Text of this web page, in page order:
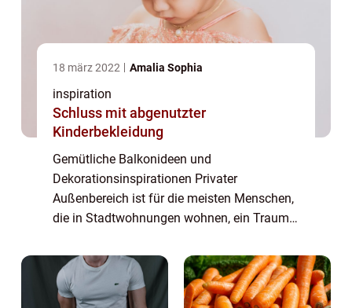
18 märz 2022 Amalia Sophia
inspiration
Schluss mit abgenutzter
Kinderbekleidung
Gemütliche Balkonideen und
Dekorationsinspirationen Privater
Außenbereich ist für die meisten Menschen,
die in Stadtwohnungen wohnen, ein Traum
Wenn Sie das Glück haben, einen Balkon zu
haben, schulde...